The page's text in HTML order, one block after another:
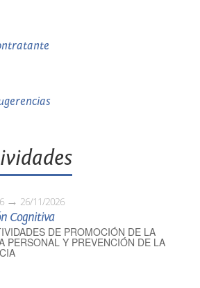
26/11/2026
Cognitiva
DE PROMOCIÓN DE LA
PERSONAL Y PREVENCIÓN DE LA